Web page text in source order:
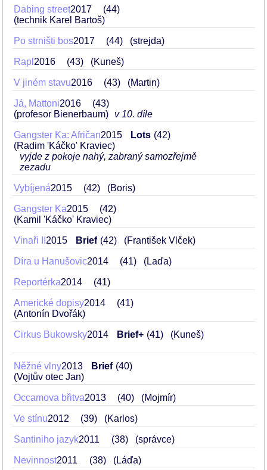
Dabing street2017
44
(technik Karel Bartoš)
Po strništi bos2017 44 (strejda)
Rapl 2016 43 (Kuneš)
V jiném stavu2016 43 (Martin)
Já, Mattoni2016
43
(profesor Bienerbaum)
v 10. díle
Gangster Ka: Afričan2015 Lots 42
(Radim 'Káčko' Kraviec)
vyjde z pokoje nahý, zabraný samozřejmě
zezadu
Vybíjená2015 42 (Boris)
Gangster Ka2015
42
(Kamil 'Káčko' Kraviec)
Vinaři II 2015 Brief 42 (František Vlček)
Díra u Hanušovic2014 41 (Laďa)
Reportérka2014 41
Americké dopisy2014
41
(Antonín Dvořák)
Cirkus Bukowsky2014 Brief+ 41 (Kuneš)
Něžné vlny2013 Brief 40
(Vojtův otec Jan)
Occamova břitva2013 40 (Mojmír)
Ve stínu2012 39 (Karlos)
Santiniho jazyk2011 38 (správce)
Nevinnost2011 38 (Láďa)